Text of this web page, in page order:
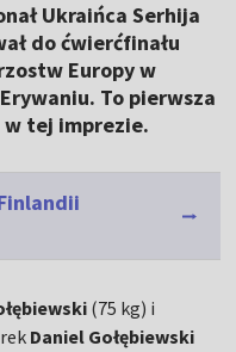
Ukraińca Serhija
do ćwierćfinału
Europy w
To pierwsza
w tej imprezie.
(75 kg) i
Daniel Gołębiewski